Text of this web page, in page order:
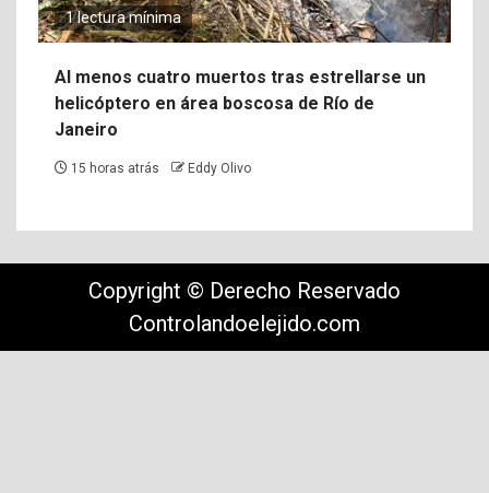
1 lectura mínima
Al menos cuatro muertos tras estrellarse un
helicóptero en área boscosa de Río de
Janeiro
15 horas atrás Eddy Olivo
Copyright © Derecho Reservado
Controlandoelejido.com